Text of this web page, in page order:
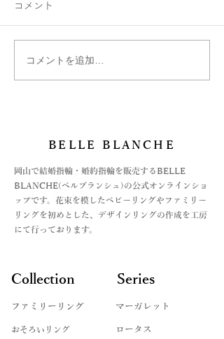
3月のお誕生石アクアマリ
コメント
コメントを追加…
BELLE BLANCHE
​岡山で結婚指輪・婚約指輪を販売するBELLE
BLANCHE(ベルブランシュ)の公式オンラインショ
ップです。花束を模したベビーリングやファミリー
リングを初めとした、デザインリングの作成を工房
にて行っております。
Collection Series
ファミリーリング マーガレット
​おそろいリング ロータス